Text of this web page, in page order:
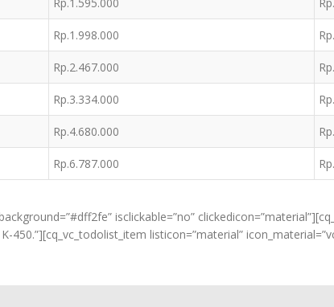
Rp.1.998.000
Rp.2.467.000
Rp.3.334.000
Rp.4.680.000
Rp.6.787.000
isclickable=”no”
listicon=”material”